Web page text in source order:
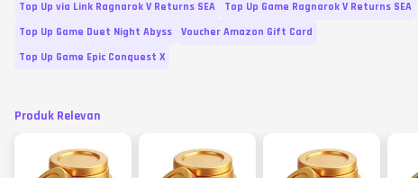
Top Up via Link Ragnarok V Returns SEA
Top Up Game Ragnarok V Returns SEA
Top Up Game Duet Night Abyss
Voucher Amazon Gift Card
Top Up Game Epic Conquest X
Produk Relevan